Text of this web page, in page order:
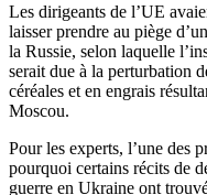
Les dirigeants de l’UE
laisser prendre au piège
la Russie, selon laquelle
serait due à la perturbation
céréales et en engrais
Moscou.
Pour les experts, l’une des
pourquoi certains récits de
guerre en Ukraine ont